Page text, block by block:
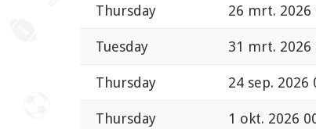
Thursday 26 mrt. 2026
Tuesday 31 mrt. 2026
Thursday 24 sep. 2026
Thursday 1 okt. 2026